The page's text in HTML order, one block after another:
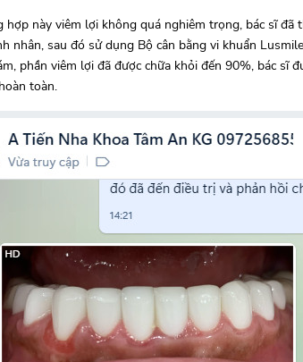
hợp này viêm lợi không quá nghiêm trọng, bác sĩ đã
nhân, sau đó sử dụng Bộ cân bằng vi khuẩn
phần viêm lợi đã được chữa khỏi đến 90%, bác sĩ
toàn.